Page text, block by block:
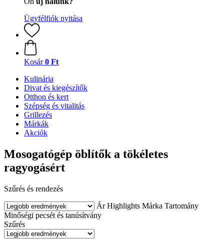
Ügyfélfiók nyitása
Kosár 0 Ft
Kulinária
Divat és kiegészítők
Otthon és kert
Szépség és vitalitás
Grillezés
Márkák
Akciók
Mosogatógép öblítők a tökéletes
ragyogásért
Szűrés és rendezés
Ár Highlights Márka Tartomány
Minőségi pecsét és tanúsítvány
Szűrés